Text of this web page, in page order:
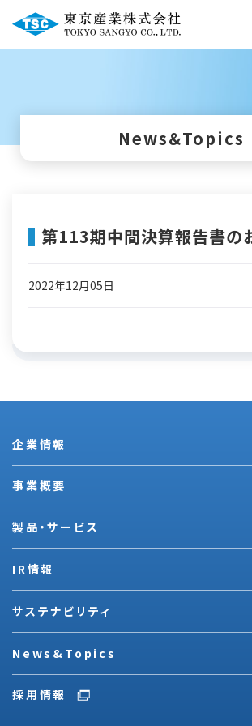
News&Topics
第113期中間決算報告書の
2022年12月05日
企業情報
事業概要
製品・サービス
IR情報
サステナビリティ
News&Topics
採用情報